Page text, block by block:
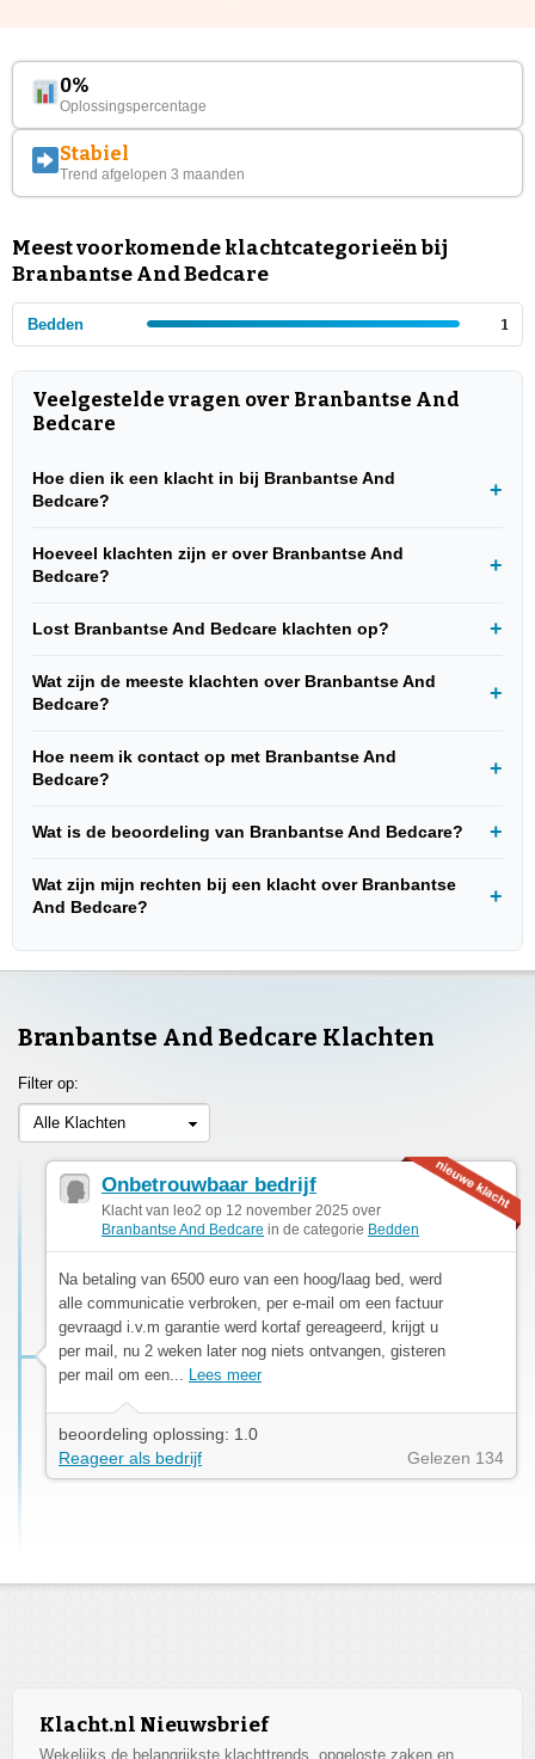
0%
Oplossingspercentage
Stabiel
Trend afgelopen 3 maanden
Meest voorkomende klachtcategorieën bij
Branbantse And Bedcare
Bedden 1
Veelgestelde vragen over Branbantse And
Bedcare
Hoe dien ik een klacht in bij Branbantse And
Bedcare?
Hoeveel klachten zijn er over Branbantse And
Bedcare?
Lost Branbantse And Bedcare klachten op?
Wat zijn de meeste klachten over Branbantse And
Bedcare?
Hoe neem ik contact op met Branbantse And
Bedcare?
Wat is de beoordeling van Branbantse And Bedcare?
Wat zijn mijn rechten bij een klacht over Branbantse
And Bedcare?
Branbantse And Bedcare Klachten
Filter op:
Alle Klachten
Onbetrouwbaar bedrijf
Klacht van leo2 op 12 november 2025 over
Branbantse And Bedcare in de categorie Bedden
Na betaling van 6500 euro van een hoog/laag bed, werd
alle communicatie verbroken, per e-mail om een factuur
gevraagd i.v.m garantie werd kortaf gereageerd, krijgt u
per mail, nu 2 weken later nog niets ontvangen, gisteren
per mail om een... Lees meer
beoordeling oplossing: 1.0
Reageer als bedrijf
Gelezen 134
Klacht.nl Nieuwsbrief
Wekelijks de belangrijkste klachttrends, opgeloste zaken en